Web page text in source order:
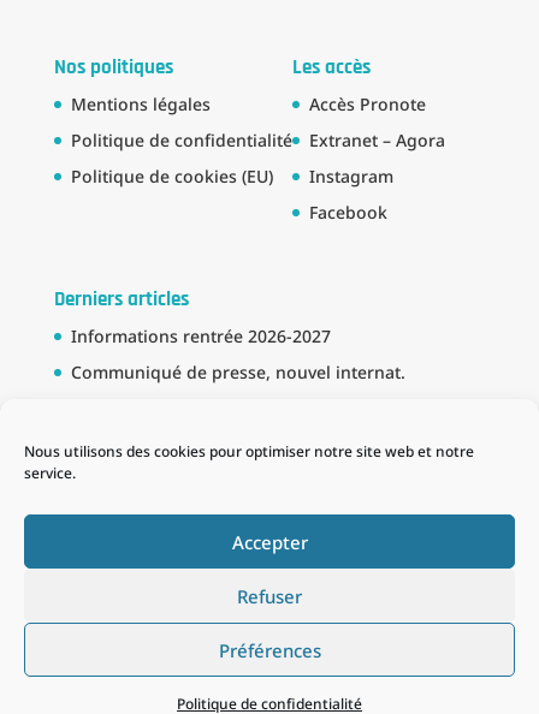
Nous utilisons des cookies pour optimiser notre site web et notre
service.
Accepter
Refuser
Préférences
Politique de confidentialité
Nos politiques
Mentions légales
Politique de confidentialité
Politique de cookies (EU)
Les accès
Accès Pronote
Extranet – Agora
Instagram
Facebook
Derniers articles
Informations rentrée 2026-2027
Communiqué de presse, nouvel internat.
Partenariat avec la Marine Nationale
Schema des formations
Tous droits réservés : ©Lycée Publique Maritime du
Guilvinec 2020 - Réalisation : ©Agence Sea to sea